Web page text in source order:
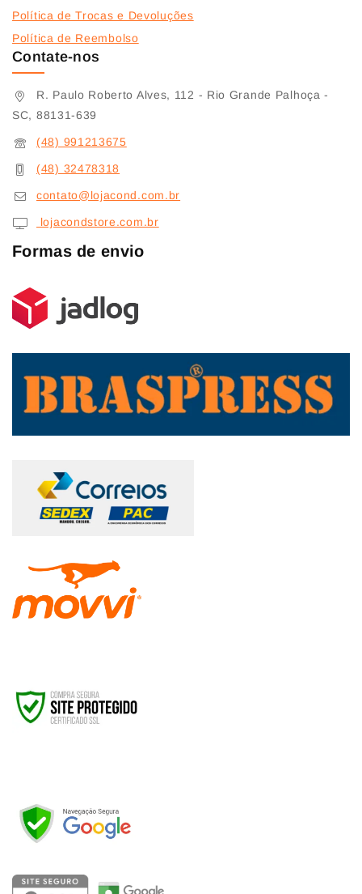
Política de Trocas e Devoluções
Política de Reembolso
Contate-nos
R. Paulo Roberto Alves, 112 - Rio Grande Palhoça -
SC, 88131-639
(48) 991213675
(48) 32478318
contato@lojacond.com.br
lojacondstore.com.br
Formas de envio